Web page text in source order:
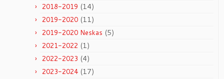
2018-2019 (14)
2019-2020 (11)
2019-2020 Neskas (5)
2021-2022 (1)
2022-2023 (4)
2023-2024 (17)